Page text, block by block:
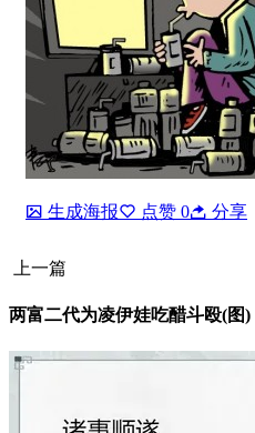
生成海报 点赞 0 分享
上一篇
两富二代为凌伊娃吃醋斗殴(图)